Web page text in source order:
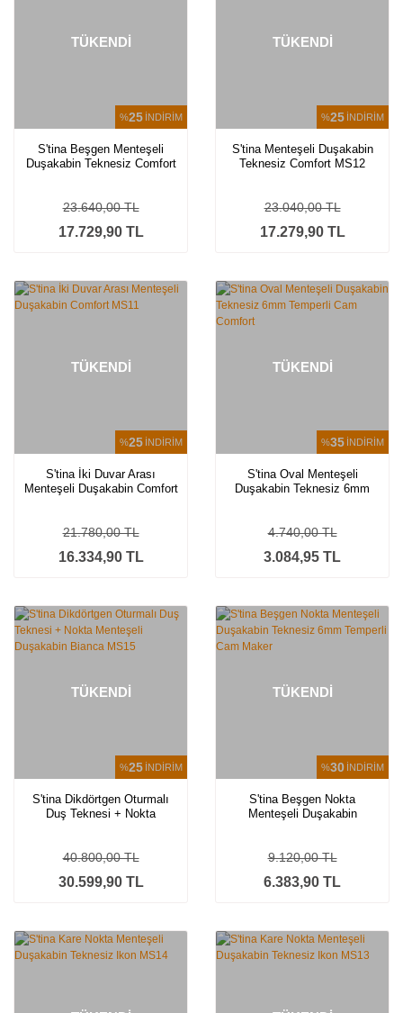
%25 İNDİRİM
TÜKENDİ
S'tina Beşgen Menteşeli
Duşakabin Teknesiz Comfort
17.729,90 TL
23.640,00 TL
%25 İNDİRİM
TÜKENDİ
S'tina Menteşeli Duşakabin
Teknesiz Comfort MS12
17.279,90 TL
23.040,00 TL
%25 İNDİRİM
TÜKENDİ
S'tina İki Duvar Arası
Menteşeli Duşakabin Comfort
16.334,90 TL
21.780,00 TL
%35 İNDİRİM
TÜKENDİ
S'tina Oval Menteşeli
Duşakabin Teknesiz 6mm
3.084,95 TL
4.740,00 TL
%25 İNDİRİM
TÜKENDİ
S'tina Dikdörtgen Oturmalı
Duş Teknesi + Nokta
30.599,90 TL
40.800,00 TL
%30 İNDİRİM
TÜKENDİ
S'tina Beşgen Nokta
Menteşeli Duşakabin
6.383,90 TL
9.120,00 TL